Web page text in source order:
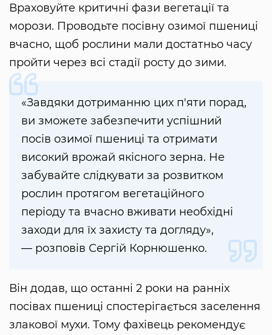
Враховуйте критичні фази вегетації та
морози. Проводьте посівну озимої пшениці
вчасно, щоб рослини мали достатньо часу
пройти через всі стадії росту до зими.
«Завдяки дотриманню цих п'яти порад,
ви зможете забезпечити успішний
посів озимої пшениці та отримати
високий врожай якісного зерна. Не
забувайте слідкувати за розвитком
рослин протягом вегетаційного
періоду та вчасно вживати необхідні
заходи для їх захисту та догляду»,
— розповів Сергій Корнюшенко.
Він додав, що останні 2 роки на ранніх
посівах пшениці спостерігається заселення
злакової мухи. Тому фахівець рекомендує